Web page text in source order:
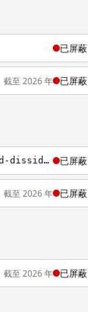
已屏蔽
截至 2026 年 已屏蔽
http://www.scmp.com/news/china/article/1135020/batman-star-christian-bale-visits-disneyland-blind-dissident-chen 已屏蔽
截至 2026 年 已屏蔽
截至 2026 年 已屏蔽